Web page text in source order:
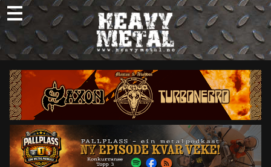
Skip
to
content
Nyheter
Omtaler
Intervjuer
Om oss
Abonner